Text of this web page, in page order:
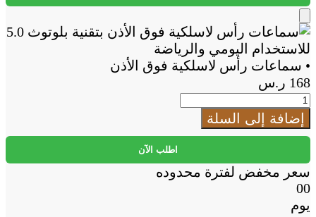
لاسلكية
فوق
الأذن
Add
to
Cart
• سماعات رأس لاسلكية فوق الأذن
168 ر.س
كمية
سماعات
لاسلكية
فوق
إضافة إلى السلة
اطلب الآن
سعر مخفض لفترة محدوده
00
يوم